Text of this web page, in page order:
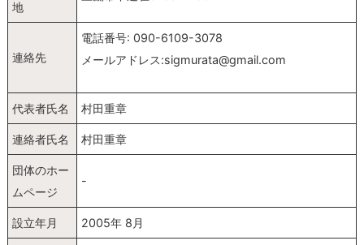
地
連絡先
電話番号: 090-6109-3078
メールアドレス:sigmurata@gmail.com
代表者氏名 村田重章
連絡者氏名 村田重章
団体のホー
ムページ
-
設立年月 2005年 8月